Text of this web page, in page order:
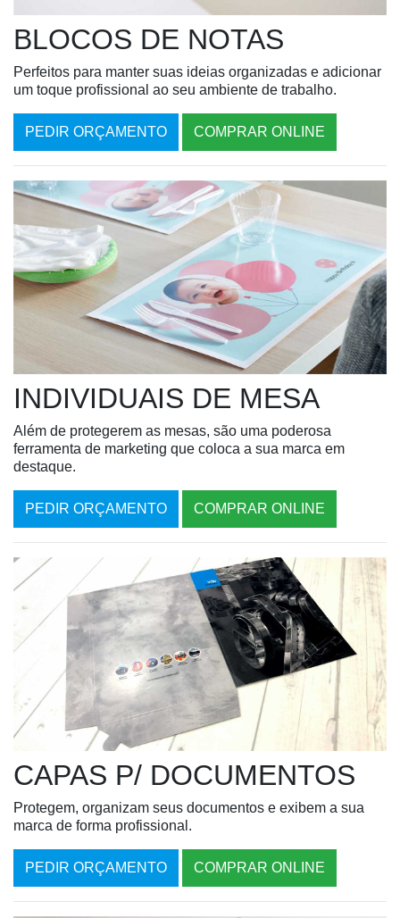
BLOCOS DE NOTAS
Perfeitos para manter suas ideias organizadas e adicionar
um toque profissional ao seu ambiente de trabalho.
PEDIR ORÇAMENTO COMPRAR ONLINE
INDIVIDUAIS DE MESA
Além de protegerem as mesas, são uma poderosa
ferramenta de marketing que coloca a sua marca em
destaque.
PEDIR ORÇAMENTO COMPRAR ONLINE
CAPAS P/ DOCUMENTOS
Protegem, organizam seus documentos e exibem a sua
marca de forma profissional.
PEDIR ORÇAMENTO COMPRAR ONLINE